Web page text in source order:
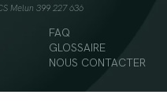
Melun 399 227 636
FAQ
GLOSSAIRE
NOUS CONTACTER